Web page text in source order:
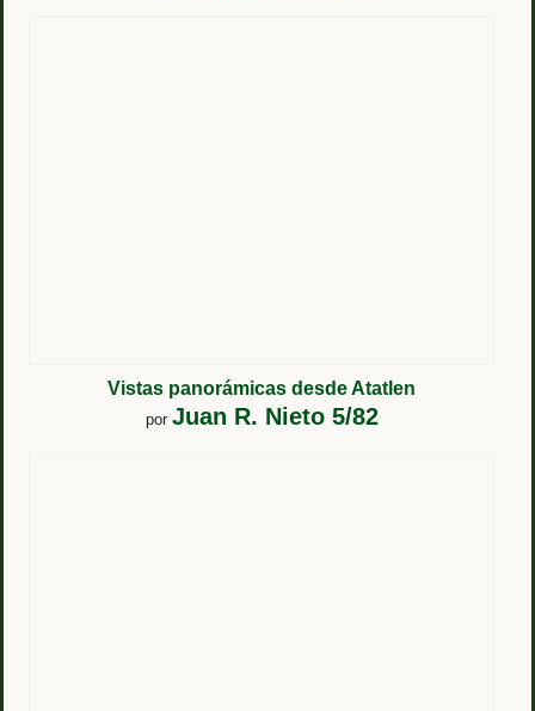
Vistas panorámicas desde Atatlen
por Juan R. Nieto 5/82